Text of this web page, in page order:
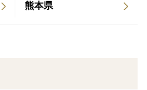
ん、トマトが苦手な方にもぜ
い！
熊本県